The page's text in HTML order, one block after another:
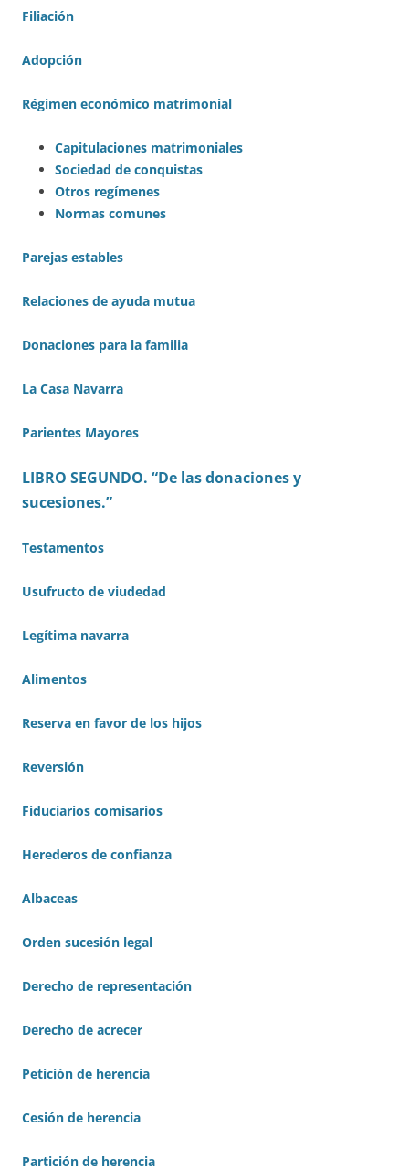
Filiación
Adopción
Régimen económico matrimonial
Capitulaciones matrimoniales
Sociedad de conquistas
Otros regímenes
Normas comunes
Parejas estables
Relaciones de ayuda mutua
Donaciones para la familia
La Casa Navarra
Parientes Mayores
LIBRO SEGUNDO. “De las donaciones y
sucesiones.”
Testamentos
Usufructo de viudedad
Legítima navarra
Alimentos
Reserva en favor de los hijos
Reversión
Fiduciarios comisarios
Herederos de confianza
Albaceas
Orden sucesión legal
Derecho de representación
Derecho de acrecer
Petición de herencia
Cesión de herencia
Partición de herencia